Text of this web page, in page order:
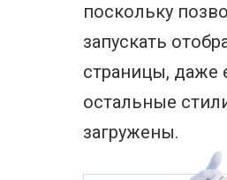
поскольку
запускать
страницы, даже
остальные
загружены.